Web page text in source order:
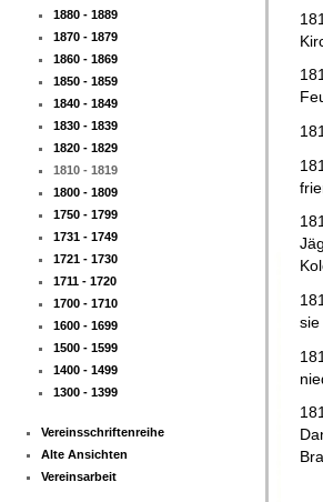
1880 - 1889
1870 - 1879
1860 - 1869
1850 - 1859
1840 - 1849
1830 - 1839
1820 - 1829
1810 - 1819
1800 - 1809
1750 - 1799
1731 - 1749
1721 - 1730
1711 - 1720
1700 - 1710
1600 - 1699
1500 - 1599
1400 - 1499
1300 - 1399
Vereinsschriftenreihe
Alte Ansichten
Vereinsarbeit
sie